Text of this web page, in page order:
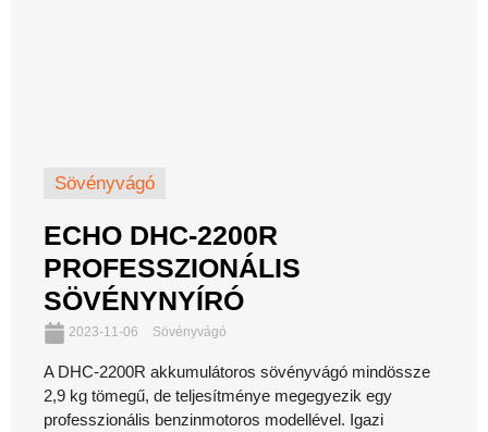
Sövényvágó
ECHO DHC-2200R
PROFESSZIONÁLIS
SÖVÉNYNYÍRÓ
2023-11-06 Sövényvágó
A DHC-2200R akkumulátoros sövényvágó mindössze
2,9 kg tömegű, de teljesítménye megegyezik egy
professzionális benzinmotoros modellével. Igazi